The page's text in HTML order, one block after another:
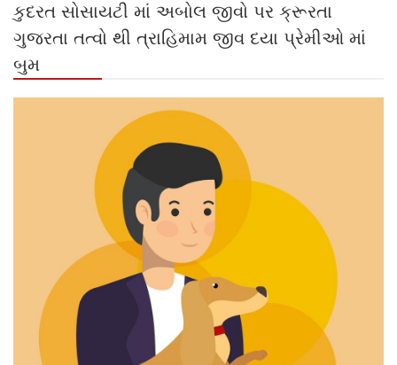
કુદરત સોસાયટી માં અબોલ જીવો પર ક્રૂરતા
ગુજરતા તત્વો થી ત્રાહિમામ જીવ દયા પ્રેમીઓ માં
બુમ